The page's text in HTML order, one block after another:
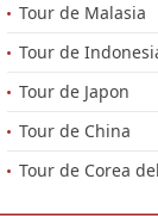
Tour de Malasia
Tour de
Tour de Japon
Tour de China
Tour de Corea